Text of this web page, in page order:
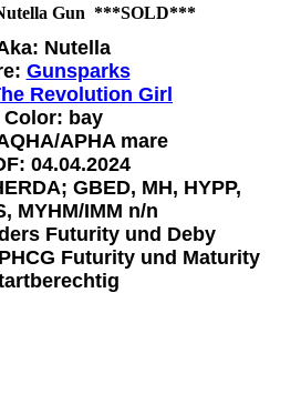
Gun ***SOLD***
Nutella
Gunsparks
Revolution Girl
Color: bay
APHA mare
04.04.2024
GBED, MH, HYPP,
MYHM/IMM n/n
Futurity und Deby
Futurity und Maturity